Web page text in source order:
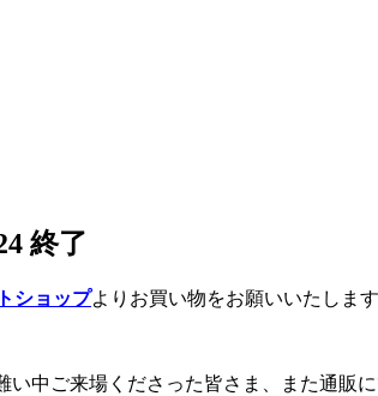
終了
ショップよりお買い物をお願いいたします
中ご来場くださった皆さま、また通販